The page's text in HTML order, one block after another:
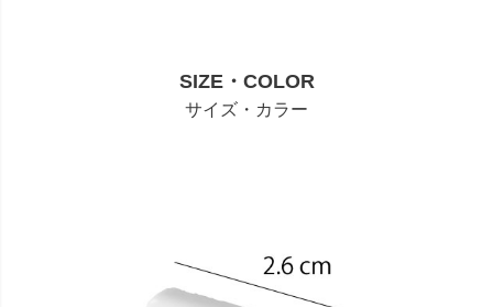
SIZE・COLOR
サイズ・カラー